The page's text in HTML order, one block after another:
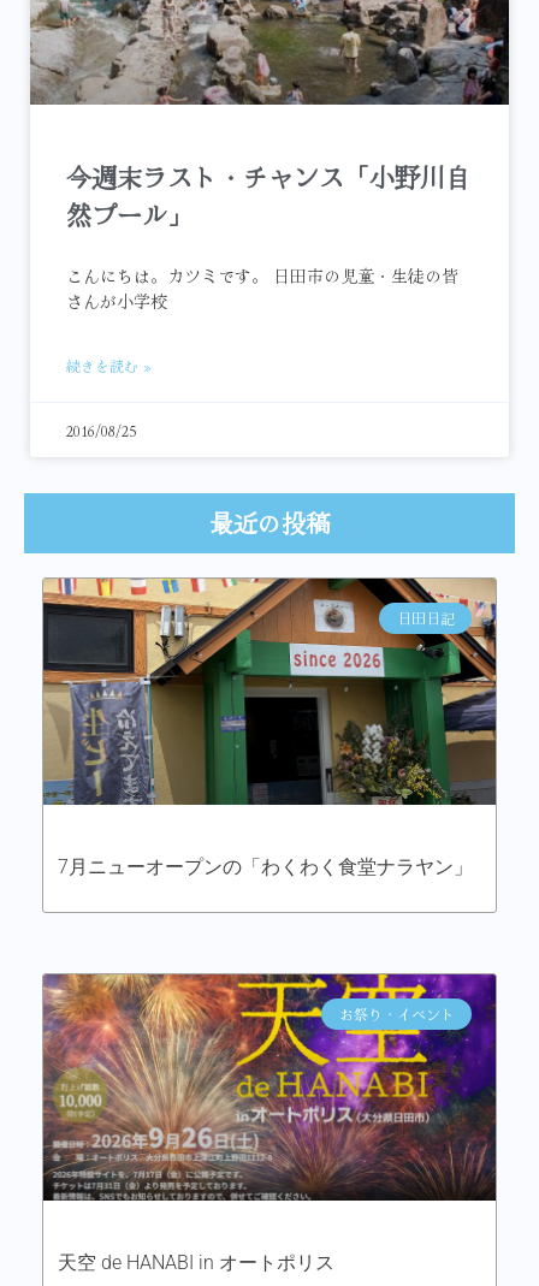
今週末ラスト・チャンス「小野川自
然プール」
こんにちは。カツミです。 日田市の児童・生徒の皆
さんが小学校
続きを読む »
2016/08/25
最近の投稿
日田日記
7月ニューオープンの「わくわく食堂ナラヤン」
お祭り・イベント
天空 de HANABI in オートポリス